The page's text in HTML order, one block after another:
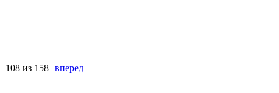
108 из 158
вперед